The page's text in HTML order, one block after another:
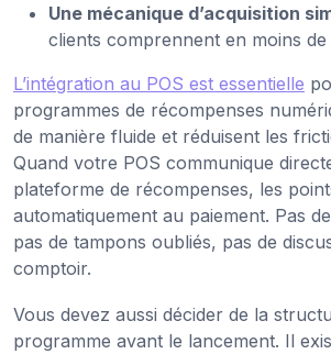
Une mécanique d’acquisition
clients comprennent en moins de
L’intégration au POS est essentielle
programmes de récompenses
de manière fluide et réduisent les
Quand votre POS communique
plateforme de récompenses, les
automatiquement au paiement. Pas
pas de tampons oubliés, pas de
comptoir.
Vous devez aussi décider de la
programme avant le lancement. Il